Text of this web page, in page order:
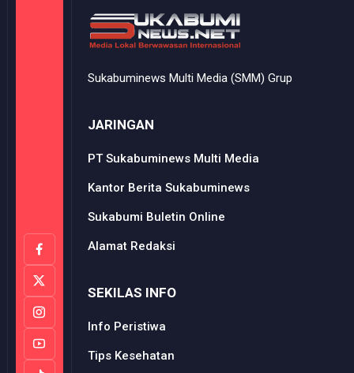
Sukabuminews Multi Media (SMM) Grup
JARINGAN
PT Sukabuminews Multi Media
Kantor Berita Sukabuminews
Sukabumi Buletin Online
Alamat Redaksi
SEKILAS INFO
Info Peristiwa
Tips Kesehatan